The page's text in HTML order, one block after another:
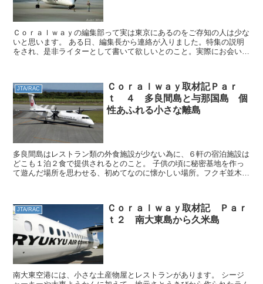
Ｃｏｒａｌｗａｙの編集部って実は東京にあるのをご存知の人は少な
いと思います。 ある日、編集長から連絡が入りました。特集の説明
をされ、是非ライターとして書いて欲しいとのこと。実際にお会いし
JTA/RAC
Ｃｏｒａｌｗａｙ取材記Ｐａｒ
ｔ ４ 多良間島と与那国島 個
性あふれる小さな離島
多良間島はレストラン類の外食施設が少ない為に、６軒の宿泊施設は
どこも１泊２食で提供されるとのこと。 子供の頃に秘密基地を作っ
て遊んだ場所を思わせる、初めてなのに懐かしい場所。フクギ並木を
JTA/RAC
Ｃｏｒａｌｗａｙ取材記 Ｐａｒ
ｔ２ 南大東島から久米島
南大東空港には、小さな土産物屋とレストランがあります。 シージ